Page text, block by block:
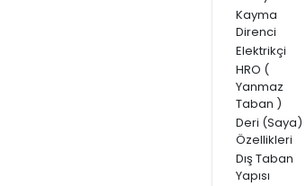
Kayma
Direnci
Elektrikçi
HRO (
Yanmaz
Taban )
Deri (Saya)
Özellikleri
Dış Taban
Yapısı